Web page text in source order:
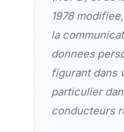
1978
la
donnees
figurant dans
particulier
conducteurs